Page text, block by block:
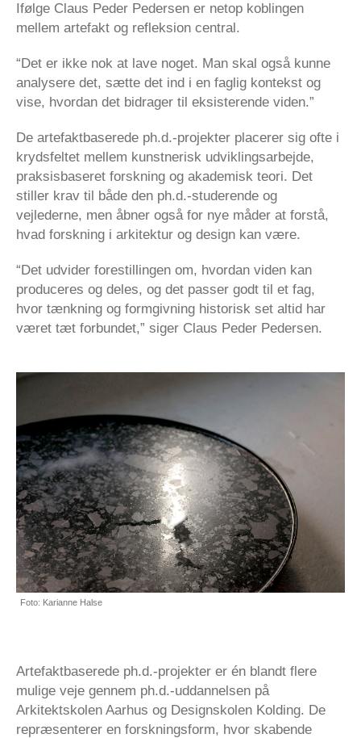
Ifølge Claus Peder Pedersen er netop koblingen
mellem artefakt og refleksion central.
“Det er ikke nok at lave noget. Man skal også kunne
analysere det, sætte det ind i en faglig kontekst og
vise, hvordan det bidrager til eksisterende viden.”
De artefaktbaserede ph.d.-projekter placerer sig ofte i
krydsfeltet mellem kunstnerisk udviklingsarbejde,
praksisbaseret forskning og akademisk teori. Det
stiller krav til både den ph.d.-studerende og
vejlederne, men åbner også for nye måder at forstå,
hvad forskning i arkitektur og design kan være.
“Det udvider forestillingen om, hvordan viden kan
produceres og deles, og det passer godt til et fag,
hvor tænkning og formgivning historisk set altid har
været tæt forbundet,” siger Claus Peder Pedersen.
Foto: Karianne Halse
Artefaktbaserede ph.d.-projekter er én blandt flere
mulige veje gennem ph.d.-uddannelsen på
Arkitektskolen Aarhus og Designskolen Kolding. De
repræsenterer en forskningsform, hvor skabende